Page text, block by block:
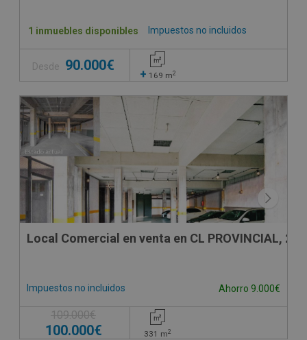
Impuestos no incluidos
1 inmuebles disponibles
Desde 90.000€
+ 169 m2
Local Comercial en venta en CL PROVINCIAL, 24
Impuestos no incluidos Ahorro 9.000€
109.000€
100.000€ 331 m2